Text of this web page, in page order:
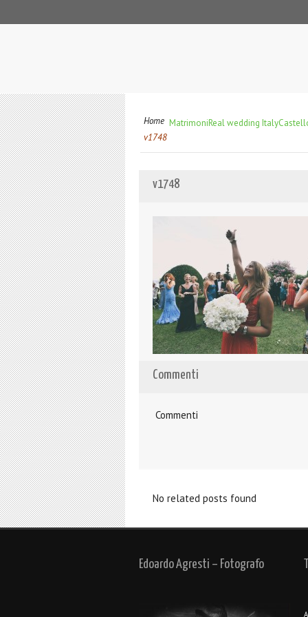
Home MatrimoniReal wedding Italy
v1748
v1748
Commenti
Commenti
No related posts found
Edoardo Agresti – Fotografo